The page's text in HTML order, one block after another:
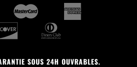
SOUS 24H OUVRABLES.